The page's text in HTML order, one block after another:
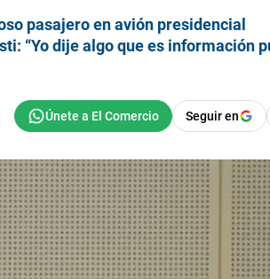
pasajero en avión presidencial
“Yo dije algo que es información
Seguir en